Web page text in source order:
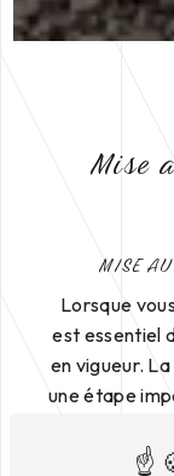
Mise
MISE
Lorsque
est essentiel
en vigueur.
une étape
bon
faisant